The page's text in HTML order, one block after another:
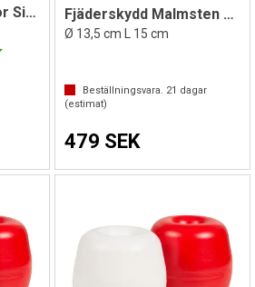
Fjäder till Competitor Simlina
5.0 utav 5 stjärnor
Fjäderskydd Malmsten Racing lane
Ø 13,5 cm L 15 cm
Beställningsvara. 21 dagar
(estimat)
479 SEK